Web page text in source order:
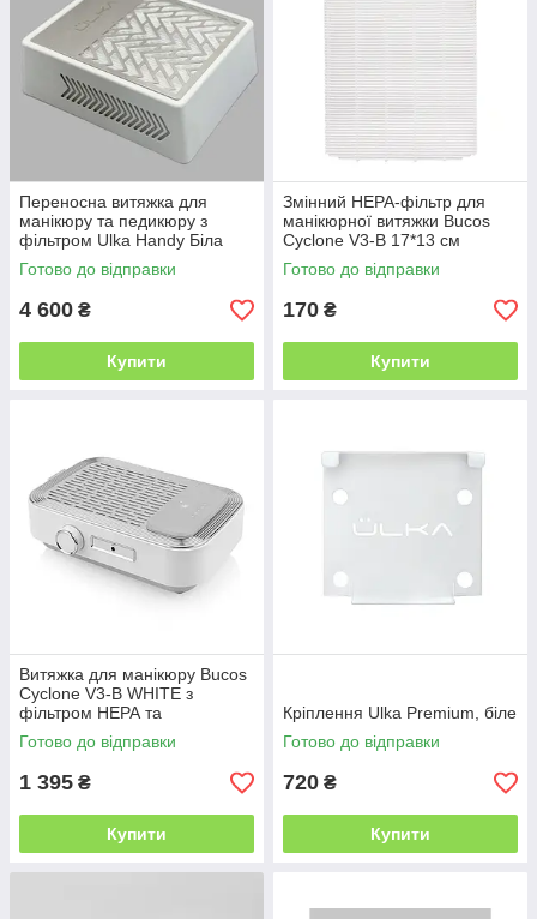
Переносна витяжка для
манікюру та педикюру з
фільтром Ulka Handy Біла
Готово до відправки
4 600 ₴
Купити
Змінний НЕРА-фільтр для
манікюрної витяжки Bucos
Cyclone V3-B 17*13 см
Готово до відправки
170 ₴
Купити
Витяжка для манікюру Bucos
Cyclone V3-B WHITE з
фільтром НЕРА та
акумулятором 100 W
Готово до відправки
1 395 ₴
Купити
Кріплення Ulka Premium, біле
Готово до відправки
720 ₴
Купити